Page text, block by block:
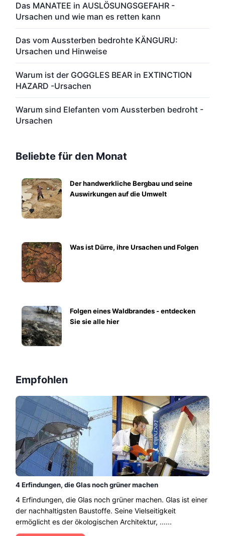
Das MANATEE in AUSLÖSUNGSGEFAHR -
Ursachen und wie man es retten kann
Das vom Aussterben bedrohte KÄNGURU:
Ursachen und Hinweise
Warum ist der GOGGLES BEAR in EXTINCTION
HAZARD -Ursachen
Warum sind Elefanten vom Aussterben bedroht -
Ursachen
Beliebte für den Monat
Der handwerkliche Bergbau und seine
Auswirkungen auf die Umwelt
Was ist Dürre, ihre Ursachen und Folgen
Folgen eines Waldbrandes - entdecken
Sie sie alle hier
Empfohlen
4 Erfindungen, die Glas noch grüner machen
4 Erfindungen, die Glas noch grüner machen. Glas ist einer
der nachhaltigsten Baustoffe. Seine Vielseitigkeit
ermöglicht es der ökologischen Architektur, ......